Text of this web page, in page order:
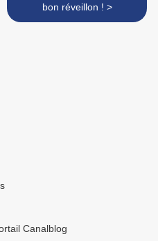
bon réveillon ! >
Canalblog